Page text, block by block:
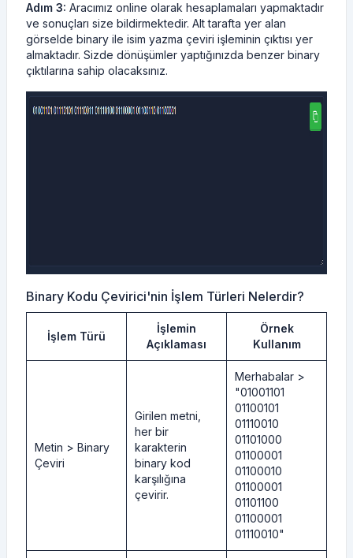
Adım 3: Aracımız online olarak hesaplamaları yapmaktadır
ve sonuçları size bildirmektedir. Alt tarafta yer alan
görselde binary ile isim yazma çeviri işleminin çıktısı yer
almaktadır. Sizde dönüşümler yaptığınızda benzer binary
çıktılarına sahip olacaksınız.
Binary Kodu Çevirici'nin İşlem Türleri Nelerdir?
İşlem Türü
İşlemin
Açıklaması
Örnek
Kullanım
Metin > Binary
Çeviri
Girilen metni,
her bir
karakterin
binary kod
karşılığına
çevirir.
Merhabalar >
"01001101
01100101
01110010
01101000
01100001
01100010
01100001
01101100
01100001
01110010"